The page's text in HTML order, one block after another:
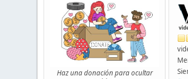
Haz una donación para ocultar